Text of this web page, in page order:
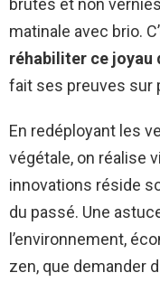
matinale avec brio.
réhabiliter ce joyau
fait ses preuves sur
En redéployant les
végétale, on réalise
innovations réside
du passé. Une
l’environnement,
zen, que demander